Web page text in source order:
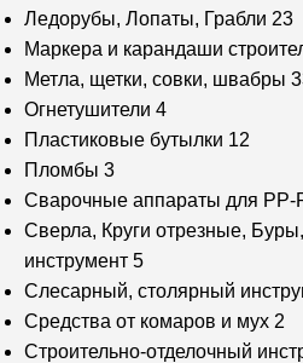
Ледорубы, Лопаты, Грабли 23
Маркера и карандаши
Метла, щетки, совки, швабры
Огнетушители 4
Пластиковые бутылки 12
Пломбы 3
Сварочные аппараты для PP-
Сверла, Круги отрезные,
инструмент 5
Слесарный, столярный
Средства от комаров и мух 2
Строительно-отделочный